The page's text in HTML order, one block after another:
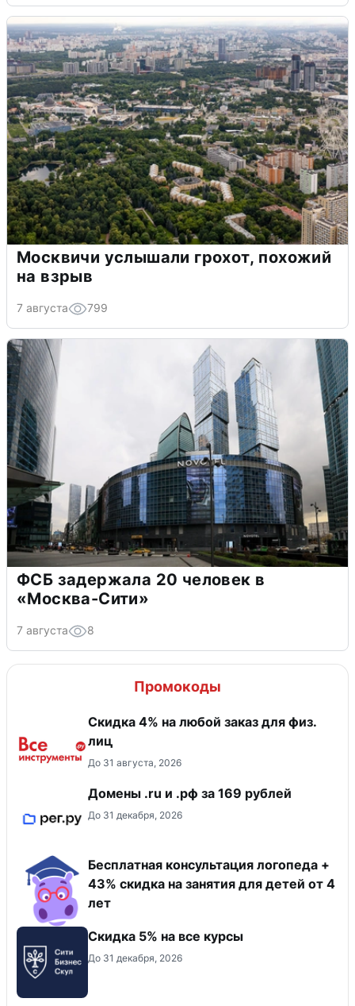
Москвичи услышали грохот, похожий
на взрыв
7 августа 799
ФСБ задержала 20 человек в
«Москва-Сити»
7 августа 8
Промокоды
Скидка 4% на любой заказ для физ.
лиц
До 31 августа, 2026
Домены .ru и .рф за 169 рублей
До 31 декабря, 2026
Бесплатная консультация логопеда +
43% скидка на занятия для детей от 4
лет
Скидка 5% на все курсы
До 31 декабря, 2026